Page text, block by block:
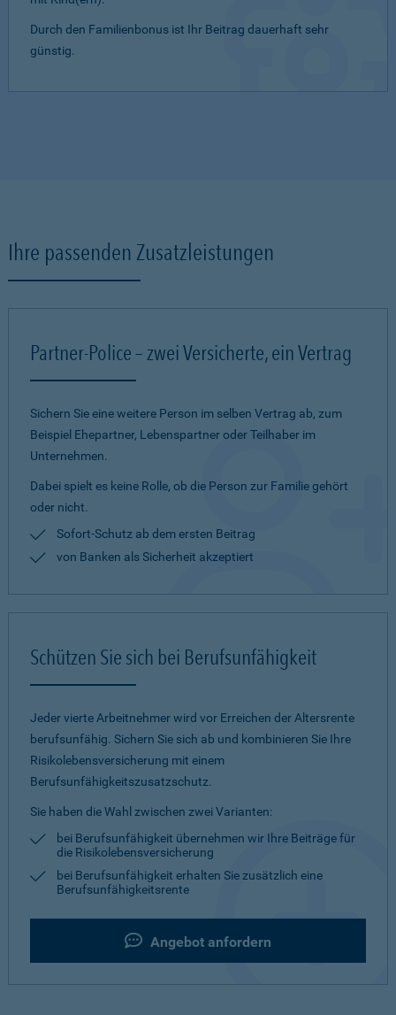
Durch den Familienbonus ist Ihr Beitrag dauerhaft sehr
günstig.
Ihre passenden Zusatzleistungen
Partner-Police – zwei Versicherte, ein Vertrag
Sichern Sie eine weitere Person im selben Vertrag ab, zum
Beispiel Ehepartner, Lebenspartner oder Teilhaber im
Unternehmen.
Dabei spielt es keine Rolle, ob die Person zur Familie gehört
oder nicht.
Sofort-Schutz ab dem ersten Beitrag
von Banken als Sicherheit akzeptiert
Schützen Sie sich bei Berufsunfähigkeit
Jeder vierte Arbeitnehmer wird vor Erreichen der Altersrente
berufsunfähig. Sichern Sie sich ab und kombinieren Sie Ihre
Risikolebensversicherung mit einem
Berufsunfähigkeitszusatzschutz.
Sie haben die Wahl zwischen zwei Varianten:
bei Berufsunfähigkeit übernehmen wir Ihre Beiträge für
die Risikolebensversicherung
bei Berufsunfähigkeit erhalten Sie zusätzlich eine
Berufsunfähigkeitsrente
Angebot anfordern